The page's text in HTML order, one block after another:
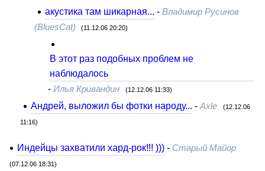
акустика там шикарная... - Владимир Русинов
(BluesCat)
(11.12.06 20:20)
В этот раз подобных проблем не
наблюдалось
- Илья Кривандин (12.12.06 11:33)
Андрей, выложил бы фотки народу... -Axle (12.12.06
11:16)
Индейцы захватили хард-рок!!! )))- Старый Майор
(07.12.06 18:31)